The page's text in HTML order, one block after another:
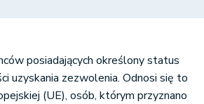
posiadających określony status
uzyskania zezwolenia. Odnosi się to
(UE), osób, którym przyznano